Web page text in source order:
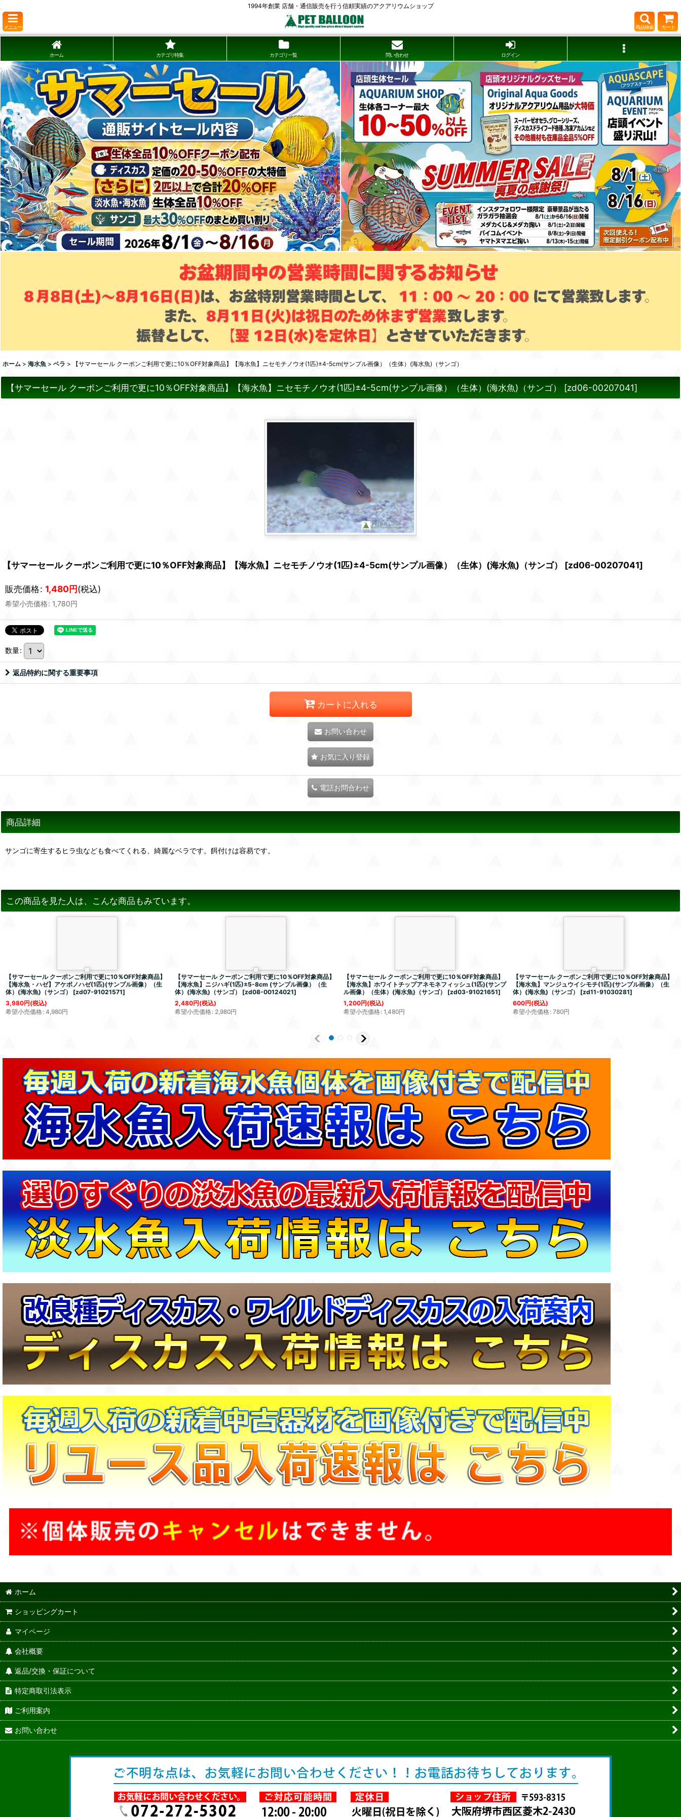
1994年創業 店舗・通信販売を行う信頼実績のアクアリウムショップ
メニュー 商品検索 カート
ホーム カテゴリ特集 カテゴリ一覧 問い合わせ ログイン
ホーム > 海水魚 > ベラ > 【サマーセール クーポンご利用で更に10％OFF対象商品】【海水魚】ニセモチノウオ(1匹)±4-5cm(サンプル画像）（生体）(海水魚)（サンゴ）
【サマーセール クーポンご利用で更に10％OFF対象商品】【海水魚】ニセモチノウオ(1匹)±4-5cm(サンプル画像）（生体）(海水魚)（サンゴ） [zd06-00207041]
【サマーセール クーポンご利用で更に10％OFF対象商品】【海水魚】ニセモチノウオ(1匹)±4-5cm(サンプル画像）（生体）(海水魚)（サンゴ） [zd06-00207041]
販売価格: 1,480円(税込)
希望小売価格: 1,780円
数量:
返品特約に関する重要事項
カートに入れる
お問い合わせ
お気に入り登録
電話お問合わせ
商品詳細
サンゴに寄生するヒラ虫なども食べてくれる、綺麗なベラです。餌付けは容易です。
この商品を見た人は、こんな商品もみています。
【サマーセール クーポンご利用で更に10％OFF対象商品】
【海水魚・ハゼ】アケボノハゼ(1匹)(サンプル画像）（生
体）(海水魚)（サンゴ）
[zd07-91021571]
3,980円(税込)
希望小売価格: 4,980円
【サマーセール クーポンご利用で更に10％OFF対象商品】
【海水魚】ニジハギ(1匹)±5-8cm (サンプル画像）（生
体）(海水魚)（サンゴ）
[zd08-00124021]
2,480円(税込)
希望小売価格: 2,980円
【サマーセール クーポンご利用で更に10％OFF対象商品】
【海水魚】ホワイトチップアネモネフィッシュ(1匹)(サンプ
ル画像）（生体）(海水魚)（サンゴ）
[zd03-91021651]
1,200円(税込)
希望小売価格: 1,480円
【サマーセール クーポンご利用で更に10％OFF対象商品】
【海水魚】マンジュウイシモチ(1匹)(サンプル画像）（生
体）(海水魚)（サンゴ）
[zd11-91030281]
600円(税込)
希望小売価格: 780円
ホーム
ショッピングカート
マイページ
会社概要
返品/交換・保証について
特定商取引法表示
ご利用案内
お問い合わせ